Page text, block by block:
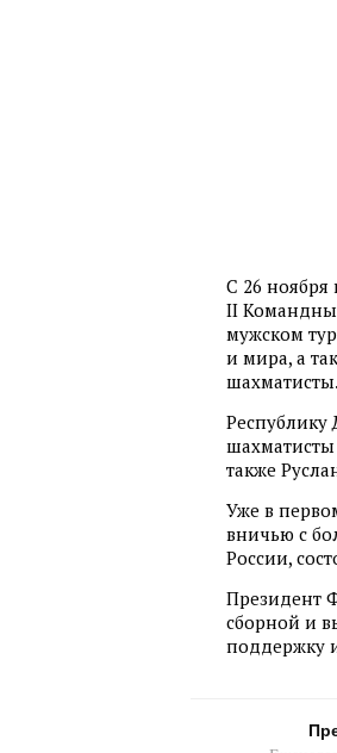
С 26 ноября
II
мужском
и мира, а
шахматисты.
Республику
также
Уже в
вничью с
России,
Президент
сборной и
поддержку